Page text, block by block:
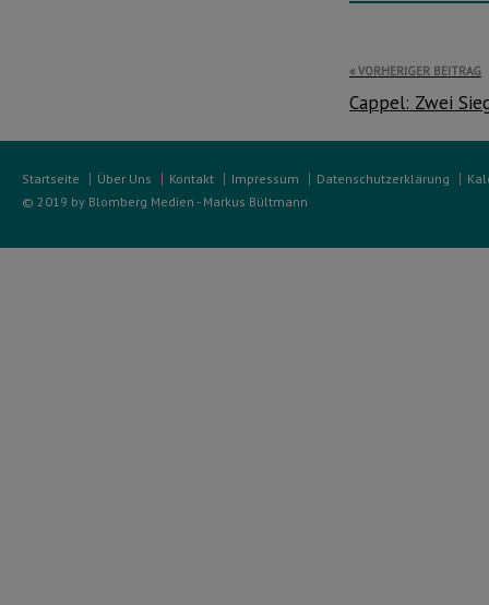
VORHERIGER BEITRAG
Cappel: Zwei
Startseite Über Uns Kontakt Impressum Datenschutzerklärung
© 2019 by Blomberg Medien - Markus Bültmann